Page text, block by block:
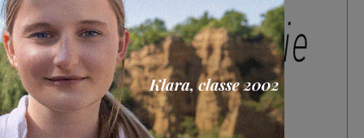
In vetrina 3 Agosto 2026